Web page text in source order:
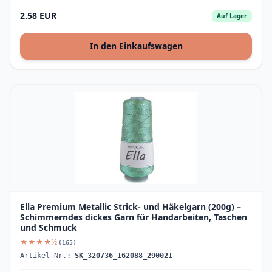
2.58 EUR Auf Lager
In den Einkaufswagen
Ella Premium Metallic Strick- und Häkelgarn (200g) –
Schimmerndes dickes Garn für Handarbeiten, Taschen
und Schmuck
★★★★½ (165)
Artikel-Nr.: SK_320736_162088_290021